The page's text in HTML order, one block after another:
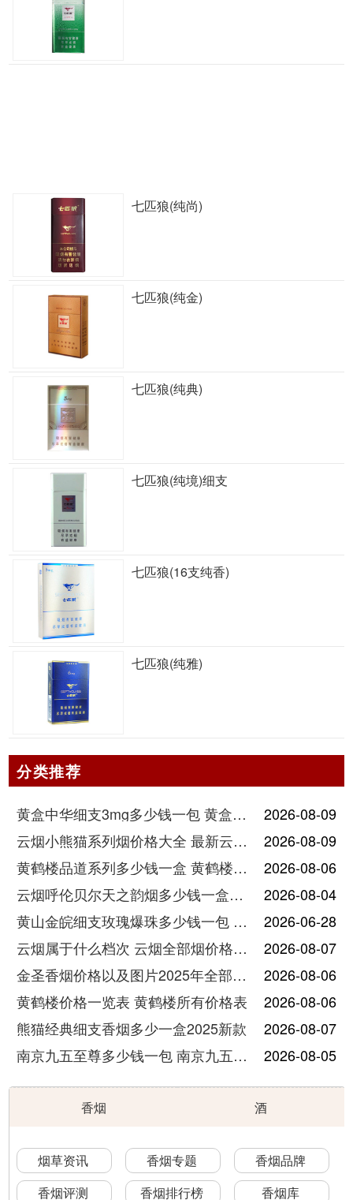
七匹狼(纯尚)
七匹狼(纯金)
七匹狼(纯典)
七匹狼(纯境)细支
七匹狼(16支纯香)
七匹狼(纯雅)
分类推荐
黄盒中华细支3mg多少钱一包 黄盒中华细支3mg香烟价格查询
2026-08-09
云烟小熊猫系列烟价格大全 最新云烟小熊猫图片报价
2026-08-09
黄鹤楼品道系列多少钱一盒 黄鹤楼品道系列香烟价格表图片
2026-08-06
云烟呼伦贝尔天之韵烟多少钱一盒中支价格
2026-08-04
黄山金皖细支玫瑰爆珠多少钱一包 黄山金皖细支玫瑰爆珠2025最新价格
2026-06-28
云烟属于什么档次 云烟全部烟价格表大全
2026-08-07
金圣香烟价格以及图片2025年全部价格
2026-08-06
黄鹤楼价格一览表 黄鹤楼所有价格表
2026-08-06
熊猫经典细支香烟多少一盒2025新款
2026-08-07
南京九五至尊多少钱一包 南京九五至尊价格及图片
2026-08-05
香烟 酒
烟草资讯 香烟专题
香烟品牌
香烟评测
香烟排行榜 香烟库